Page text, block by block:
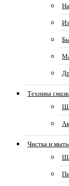
Техника
Чистка и